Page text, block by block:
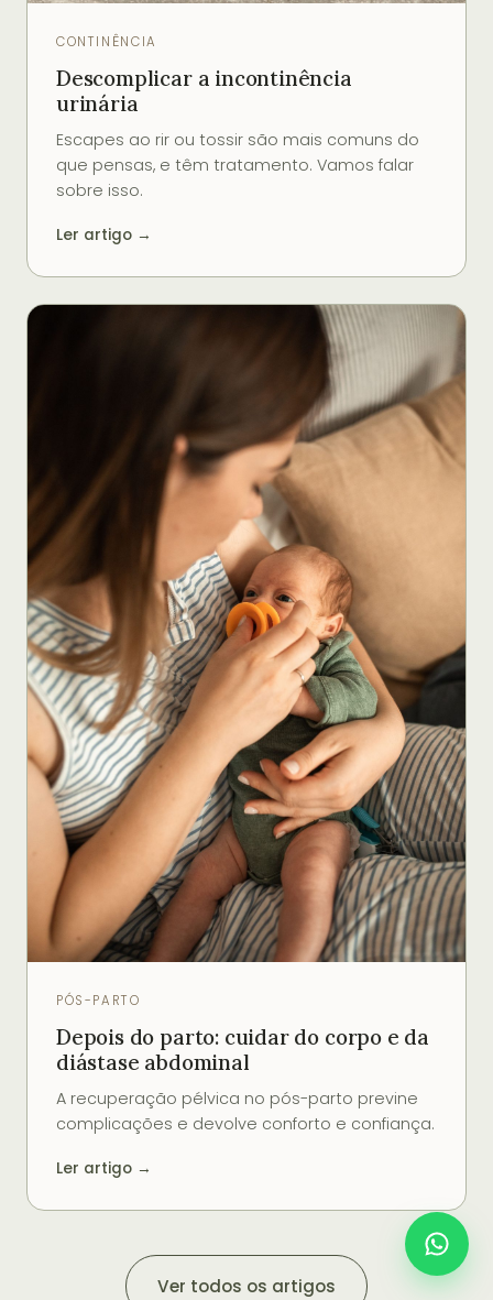
CONTINÊNCIA
Descomplicar a incontinência
urinária
Escapes ao rir ou tossir são mais comuns do
que pensas, e têm tratamento. Vamos falar
sobre isso.
Ler artigo →
PÓS-PARTO
Depois do parto: cuidar do corpo e da
diástase abdominal
A recuperação pélvica no pós-parto previne
complicações e devolve conforto e confiança.
Ler artigo →
Ver todos os artigos